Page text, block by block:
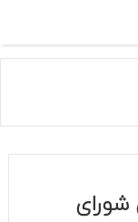
شورای